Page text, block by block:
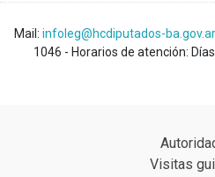
Mail: infoleg@hcdiputados-ba.gov.ar
1046 - Horarios de atención:
Visitas